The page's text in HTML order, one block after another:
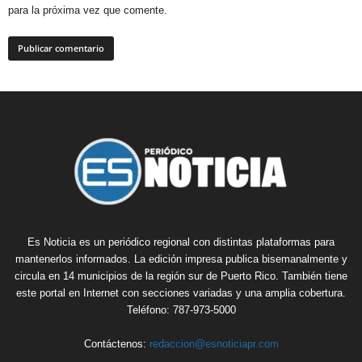
para la próxima vez que comente.
Es Noticia es un periódico regional con distintas plataformas para
mantenerlos informados. La edición impresa publica bisemanalmente y
circula en 14 municipios de la región sur de Puerto Rico. También tiene
este portal en Internet con secciones variadas y una amplia cobertura.
Teléfono: 787-973-5000
Contáctenos: redaccion@esnoticiapr.com